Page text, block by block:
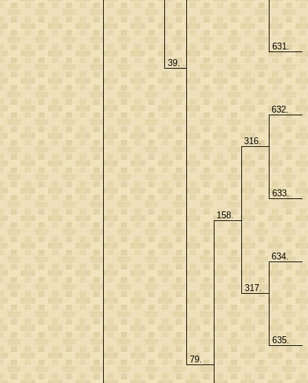
39.
631.
79.
158.
316.
632.
633.
317.
634.
635.